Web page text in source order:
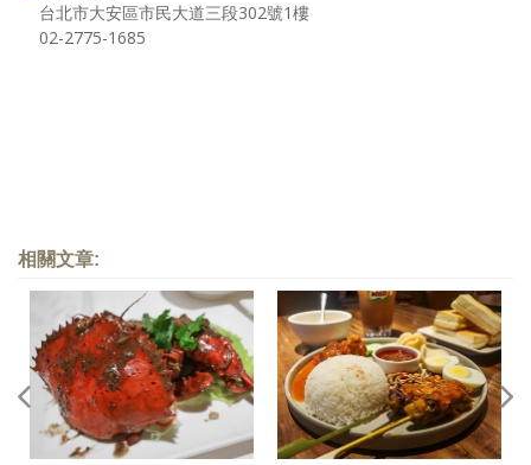
台北市大安區市民大道三段302號1樓
02-2775-1685
相關文章: